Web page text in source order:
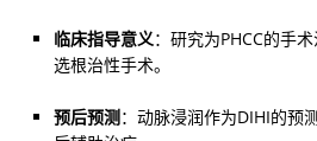
临床指导意义：研究为PHCC的手
选根治性手术。
预后预测：动脉浸润作为DIHI的预